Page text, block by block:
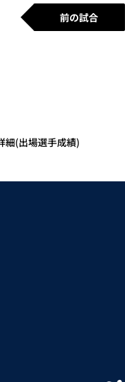
前の試合
細(出場選手成績)